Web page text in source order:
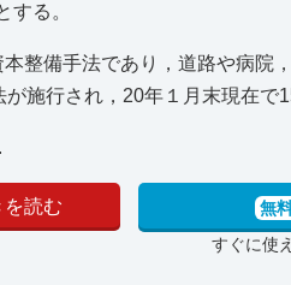
する。
整備手法であり，道路や病院
施行され，20年１月末現在で
読む 無
すぐに使